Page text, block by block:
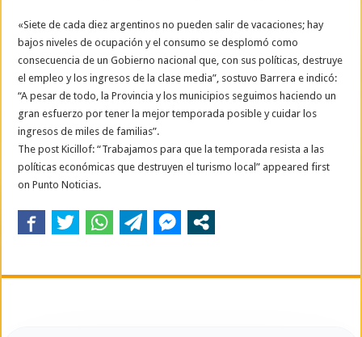
«Siete de cada diez argentinos no pueden salir de vacaciones; hay
bajos niveles de ocupación y el consumo se desplomó como
consecuencia de un Gobierno nacional que, con sus políticas, destruye
el empleo y los ingresos de la clase media”, sostuvo Barrera e indicó:
“A pesar de todo, la Provincia y los municipios seguimos haciendo un
gran esfuerzo por tener la mejor temporada posible y cuidar los
ingresos de miles de familias”.
The post Kicillof: “Trabajamos para que la temporada resista a las
políticas económicas que destruyen el turismo local” appeared first
on Punto Noticias.